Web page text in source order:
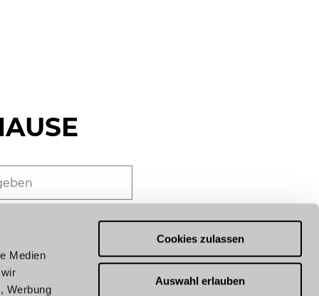
Medien
Werbung
Cookies zulassen
Auswahl erlauben